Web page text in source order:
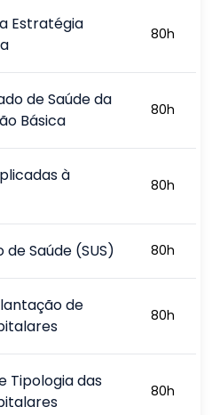
Estratégia
80h
de Saúde da
Básica
80h
à
80h
de Saúde (SUS) 80h
de
80h
Tipologia das
80h